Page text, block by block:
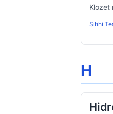
Klozet
Sıhhi
H